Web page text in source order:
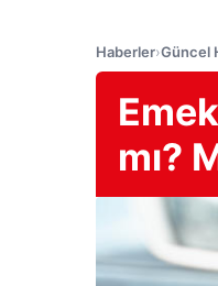
Haberler›Güncel
mı?